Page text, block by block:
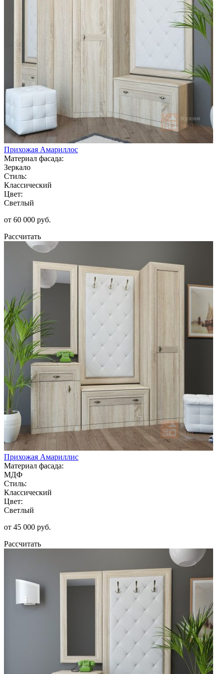
Прихожая Амариллос
Материал фасада:
Зеркало
Стиль:
Классический
Цвет:
Светлый
от 60 000 руб.
Рассчитать
Прихожая Амариллис
Материал фасада:
МДФ
Стиль:
Классический
Цвет:
Светлый
от 45 000 руб.
Рассчитать